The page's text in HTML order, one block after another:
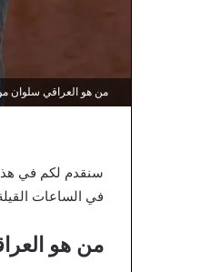
من هو العراقي سلوان
سنقدم لكم في
في الساعات
من هو